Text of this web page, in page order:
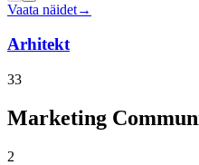
Vaata näidet→
Arhitekt
33
Marketing
2